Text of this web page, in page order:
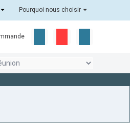
Pourquoi nous choisir